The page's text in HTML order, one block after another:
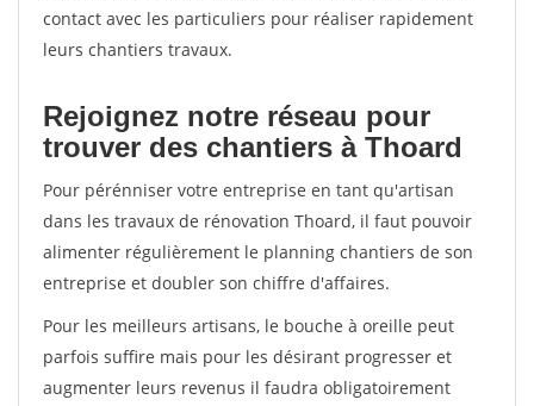
contact avec les particuliers pour réaliser rapidement
leurs chantiers travaux.
Rejoignez notre réseau pour
trouver des chantiers à Thoard
Pour pérénniser votre entreprise en tant qu'artisan
dans les travaux de rénovation Thoard, il faut pouvoir
alimenter régulièrement le planning chantiers de son
entreprise et doubler son chiffre d'affaires.
Pour les meilleurs artisans, le bouche à oreille peut
parfois suffire mais pour les désirant progresser et
augmenter leurs revenus il faudra obligatoirement